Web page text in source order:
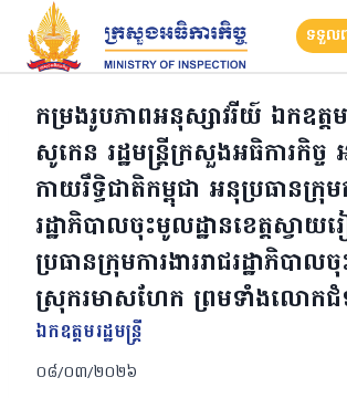
Skip
content
ទទួល
កម្រងរូបភាពអនុស្សាវរីយ៍ ឯកឧត្
សូកេន រដ្ឋមន្ត្រីក្រសួងអធិការកិច្ច
កាយរឹទ្ធិជាតិកម្ពុជា អនុប្រធានក្រុម
រដ្ឋាភិបាលចុះមូលដ្ឋានខេត្តស្វាយ
ប្រធានក្រុមការងាររាជរដ្ឋាភិបាល
ស្រុករមាសហែក ព្រមទាំងលោកជំ
ឯកឧត្ដមរដ្ឋមន្ត្រី
០៨/០៣/២០២៦